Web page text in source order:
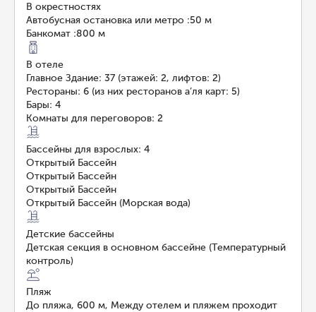
В окрестностях
Автобусная остановка или метро :50 м
Банкомат :800 м
В отеле
Главное Здание: 37 (этажей: 2, лифтов: 2)
Рестораны: 6 (из них ресторанов а’ля карт: 5)
Бары: 4
Комнаты для переговоров: 2
Бассейны для взрослых: 4
Открытый Бассейн
Открытый Бассейн
Открытый Бассейн
Открытый Бассейн (Морская вода)
Детские бассейны
Детская секция в основном бассейне (Температурный
контроль)
Пляж
До пляжа, 600 м, Между отелем и пляжем проходит